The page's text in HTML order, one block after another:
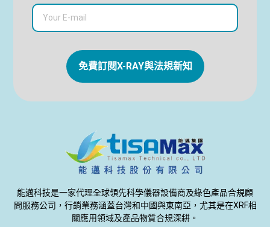
免費訂閱X-RAY與法規新知
能邁科技是一家代理全球領先科學儀器設備商及綠色產品合規顧
問服務公司，行銷業務涵蓋台灣和中國與東南亞，尤其是在XRF相
關應用領域及產品物質合規深耕。